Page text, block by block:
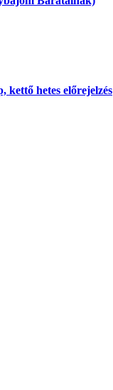
hetes előrejelzés